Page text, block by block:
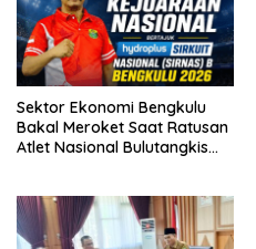
Sektor Ekonomi Bengkulu
Bakal Meroket Saat Ratusan
Atlet Nasional Bulutangkis